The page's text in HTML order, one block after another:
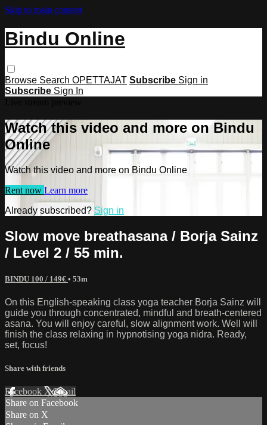
Skip to main content
Bindu Online
Browse Search OPETTAJAT Subscribe Sign in
Subscribe Sign In
Watch this video and more on Bindu
Online
Watch this video and more on Bindu Online
Rent now Learn more
Already subscribed? Sign in
Slow move breathasana / Borja Sainz
/ Level 2 / 55 min.
BINDU 100 / 149€ • 53m
On this English-speaking class yoga teacher Borja Sainz will
guide you through concentrated, mindful and breath-centered
asana. You will enjoy careful, slow alignment work. Well will
finish the class relaxing in hypnotising yoga nidra. Ready,
set, focus!
Share with friends
Facebook XEmail
Share on Facebook
Share on X